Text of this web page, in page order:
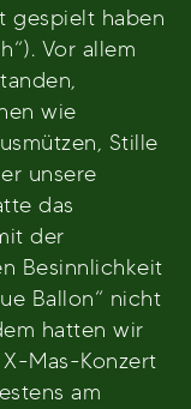
gespielt haben
Vor allem
wie
Stille
unsere
das
der
Besinnlichkeit
Ballon“ nicht
hatten wir
Mas-Konzert
am